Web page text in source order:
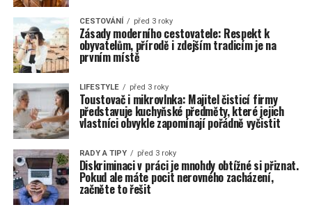
CESTOVÁNÍ před 3 roky
Zásady moderního cestovatele: Respekt k
obyvatelům, přírodě i zdejším tradicím je na
prvním místě
LIFESTYLE před 3 roky
Toustovač i mikrovlnka: Majitel čisticí firmy
představuje kuchyňské předměty, které jejich
vlastníci obvykle zapomínají pořádně vyčistit
RADY A TIPY před 3 roky
Diskriminaci v práci je mnohdy obtížné si přiznat.
Pokud ale máte pocit nerovného zacházení,
začněte to řešit